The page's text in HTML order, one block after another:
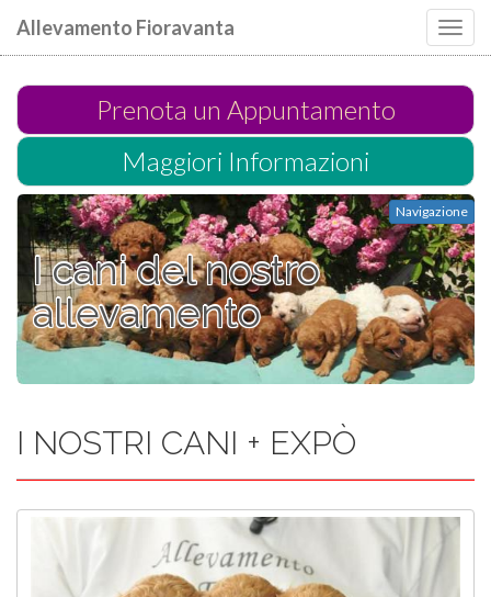
Allevamento Fioravanta
Prenota un Appuntamento
Maggiori Informazioni
Navigazione
I cani del nostro
allevamento
I NOSTRI CANI + EXPÒ